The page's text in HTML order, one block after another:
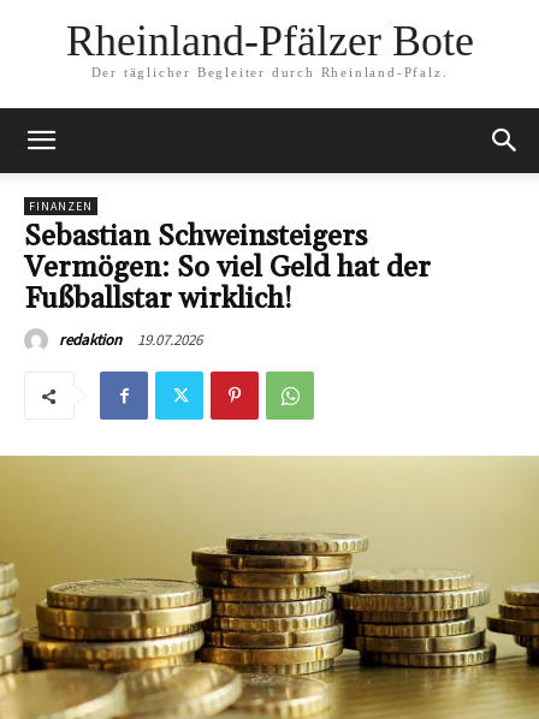
Rheinland-Pfälzer Bote
Der täglicher Begleiter durch Rheinland-Pfalz.
FINANZEN
Sebastian Schweinsteigers
Vermögen: So viel Geld hat der
Fußballstar wirklich!
redaktion 19.07.2026